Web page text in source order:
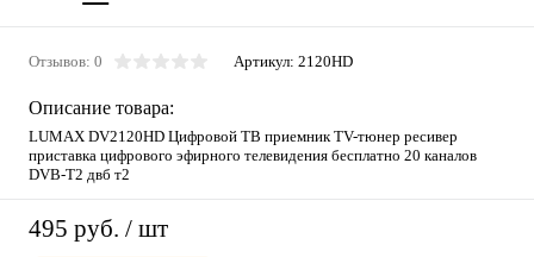
Отзывов: 0 Артикул: 2120HD
Описание товара:
LUMAX DV2120HD Цифровой ТВ приемник TV-тюнер ресивер
приставка цифрового эфирного телевидения бесплатно 20 каналов
DVB-T2 двб т2
495 руб. / шт